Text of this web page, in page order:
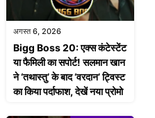
अगस्त 6, 2026
Bigg Boss 20: एक्स कंटेस्टेंट
या फैमिली का सपोर्ट! सलमान खान
ने ‘तथास्तु’ के बाद ‘वरदान’ ट्विस्ट
का किया पर्दाफाश, देखें नया प्रोमो